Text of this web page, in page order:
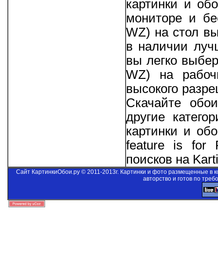
картинки и
мониторе и
WZ) на стол
в наличии
вы легко
WZ) на
высокого
Скачайте
другие
картинки и
feature is for
поисков на
Сайт КартинкиОбои.ру © 2011-2013г. Картинки и фото размещенные в
авторство и готов по